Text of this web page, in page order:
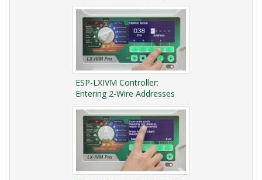
ESP-LXIVM Controller:
Entering 2-Wire Addresses